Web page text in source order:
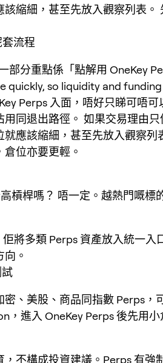
縮細，甚至先放入觀察列表。
流程
部分重點係「點解用 OneKey
quickly, so liquidity and
Perps 入面，唔好只睇可唔可
同退出路徑。 如果交易理由
就應該縮細，甚至先放入觀察列
位亦要更輕。
槓桿嗎？ 唔一定。越熱門嘅標
佢將多類 Perps 資產放入統一入
。
、美股、商品同指數 Perps，
，進入 OneKey Perps 後先用小
不構成投資建議。Perps 有強